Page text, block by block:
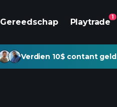
Gereedschap Playtrade
1
Verdien 10$ contant